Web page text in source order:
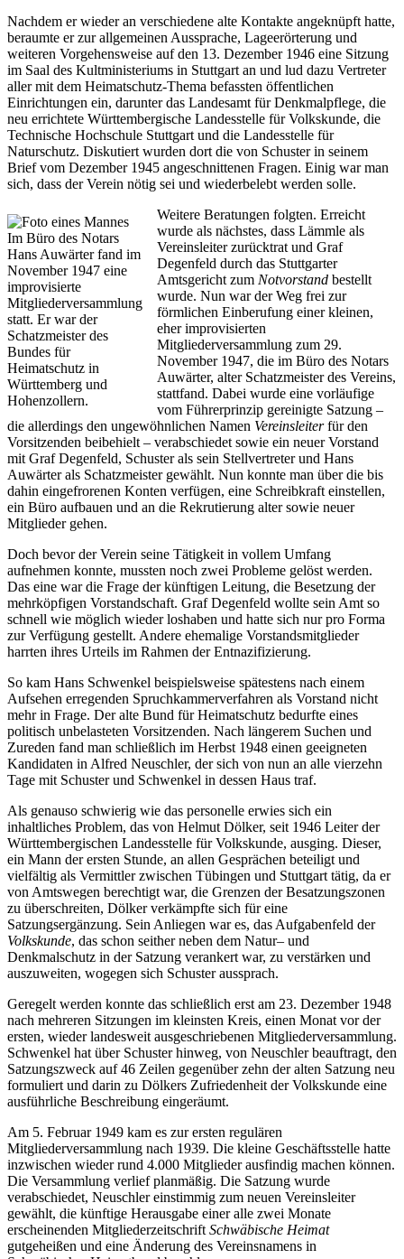
Nachdem er wieder an verschiedene alte Kontakte angeknüpft hatte,
beraumte er zur allgemeinen Aussprache, Lageerörterung und
weiteren Vorgehensweise auf den 13. Dezember 1946 eine Sitzung
im Saal des Kultministeriums in Stuttgart an und lud dazu Vertreter
aller mit dem Heimatschutz-Thema befassten öffentlichen
Einrichtungen ein, darunter das Landesamt für Denkmalpflege, die
neu errichtete Württembergische Landesstelle für Volkskunde, die
Technische Hochschule Stuttgart und die Landesstelle für
Naturschutz. Diskutiert wurden dort die von Schuster in seinem
Brief vom Dezember 1945 angeschnittenen Fragen. Einig war man
sich, dass der Verein nötig sei und wiederbelebt werden solle.
Im Büro des Notars
Hans Auwärter fand im
November 1947 eine
improvisierte
Mitgliederversammlung
statt. Er war der
Schatzmeister des
Bundes für
Heimatschutz in
Württemberg und
Hohenzollern.
Weitere Beratungen folgten. Erreicht
wurde als nächstes, dass Lämmle als
Vereinsleiter zurücktrat und Graf
Degenfeld durch das Stuttgarter
Amtsgericht zum Notvorstand bestellt
wurde. Nun war der Weg frei zur
förmlichen Einberufung einer kleinen,
eher improvisierten
Mitgliederversammlung zum 29.
November 1947, die im Büro des Notars
Auwärter, alter Schatzmeister des Vereins,
stattfand. Dabei wurde eine vorläufige
vom Führerprinzip gereinigte Satzung –
die allerdings den ungewöhnlichen Namen Vereinsleiterfür den
Vorsitzenden beibehielt – verabschiedet sowie ein neuer Vorstand
mit Graf Degenfeld, Schuster als sein Stellvertreter und Hans
Auwärter als Schatzmeister gewählt. Nun konnte man über die bis
dahin eingefrorenen Konten verfügen, eine Schreibkraft einstellen,
ein Büro aufbauen und an die Rekrutierung alter sowie neuer
Mitglieder gehen.
Doch bevor der Verein seine Tätigkeit in vollem Umfang
aufnehmen konnte, mussten noch zwei Probleme gelöst werden.
Das eine war die Frage der künftigen Leitung, die Besetzung der
mehrköpfigen Vorstandschaft. Graf Degenfeld wollte sein Amt so
schnell wie möglich wieder loshaben und hatte sich nur pro Forma
zur Verfügung gestellt. Andere ehemalige Vorstandsmitglieder
harrten ihres Urteils im Rahmen der Entnazifizierung.
So kam Hans Schwenkel beispielsweise spätestens nach einem
Aufsehen erregenden Spruchkammerverfahren als Vorstand nicht
mehr in Frage. Der alte Bund für Heimatschutz bedurfte eines
politisch unbelasteten Vorsitzenden. Nach längerem Suchen und
Zureden fand man schließlich im Herbst 1948 einen geeigneten
Kandidaten in Alfred Neuschler, der sich von nun an alle vierzehn
Tage mit Schuster und Schwenkel in dessen Haus traf.
Als genauso schwierig wie das personelle erwies sich ein
inhaltliches Problem, das von Helmut Dölker, seit 1946 Leiter der
Württembergischen Landesstelle für Volkskunde, ausging. Dieser,
ein Mann der ersten Stunde, an allen Gesprächen beteiligt und
vielfältig als Vermittler zwischen Tübingen und Stuttgart tätig, da er
von Amtswegen berechtigt war, die Grenzen der Besatzungszonen
zu überschreiten, Dölker verkämpfte sich für eine
Satzungsergänzung. Sein Anliegen war es, das Aufgabenfeld der
Volkskunde, das schon seither neben dem Natur– und
Denkmalschutz in der Satzung verankert war, zu verstärken und
auszuweiten, wogegen sich Schuster aussprach.
Geregelt werden konnte das schließlich erst am 23. Dezember 1948
nach mehreren Sitzungen im kleinsten Kreis, einen Monat vor der
ersten, wieder landesweit ausgeschriebenen Mitgliederversammlung.
Schwenkel hat über Schuster hinweg, von Neuschler beauftragt, den
Satzungszweck auf 46 Zeilen gegenüber zehn der alten Satzung neu
formuliert und darin zu Dölkers Zufriedenheit der Volkskunde eine
ausführliche Beschreibung eingeräumt.
Am 5. Februar 1949 kam es zur ersten regulären
Mitgliederversammlung nach 1939. Die kleine Geschäftsstelle hatte
inzwischen wieder rund 4.000 Mitglieder ausfindig machen können.
Die Versammlung verlief planmäßig. Die Satzung wurde
verabschiedet, Neuschler einstimmig zum neuen Vereinsleiter
gewählt, die künftige Herausgabe einer alle zwei Monate
erscheinenden Mitgliederzeitschrift Schwäbische Heimat
gutgeheißen und eine Änderung des Vereinsnamens in